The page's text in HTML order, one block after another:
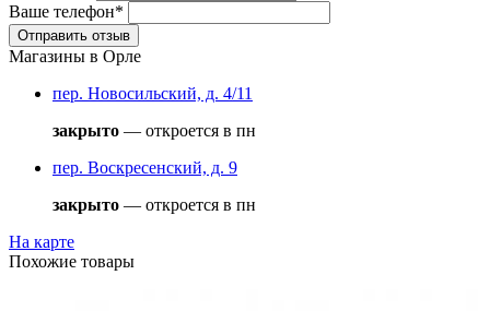
Ваше телефон*
Магазины в Орле
пер. Новосильский, д. 4/11
закрыто — откроется в пн
пер. Воскресенский, д. 9
закрыто — откроется в пн
На карте
Похожие товары